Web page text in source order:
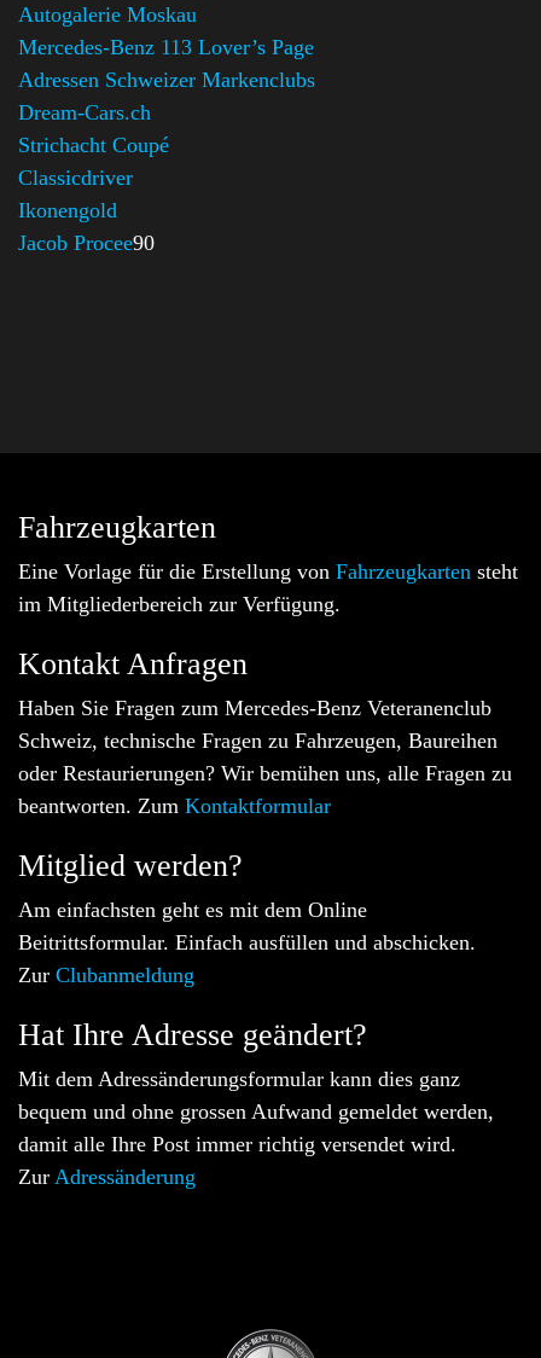
Autogalerie Moskau
Mercedes-Benz 113 Lover’s Page
Adressen Schweizer Markenclubs
Dream-Cars.ch
Strichacht Coupé
Classicdriver
Ikonengold
Jacob Procee90
Fahrzeugkarten
Eine Vorlage für die Erstellung von Fahrzeugkarten steht
im Mitgliederbereich zur Verfügung.
Kontakt Anfragen
Haben Sie Fragen zum Mercedes-Benz Veteranenclub
Schweiz, technische Fragen zu Fahrzeugen, Baureihen
oder Restaurierungen? Wir bemühen uns, alle Fragen zu
beantworten. Zum Kontaktformular
Mitglied werden?
Am einfachsten geht es mit dem Online
Beitrittsformular. Einfach ausfüllen und abschicken.
Zur Clubanmeldung
Hat Ihre Adresse geändert?
Mit dem Adressänderungsformular kann dies ganz
bequem und ohne grossen Aufwand gemeldet werden,
damit alle Ihre Post immer richtig versendet wird.
Zur Adressänderung